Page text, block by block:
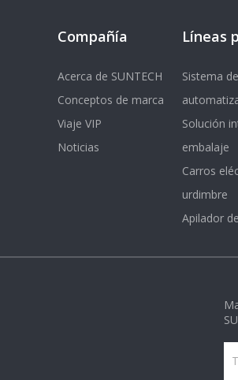
Compañía
Acerca de SUNTECH
Conceptos de marca
Viaje VIP
Noticias
Líneas
Sistema
Solución
embalaje
Carros
urdimbre
Apilador